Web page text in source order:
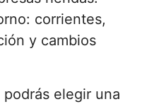
corrientes,
y cambios
elegir una